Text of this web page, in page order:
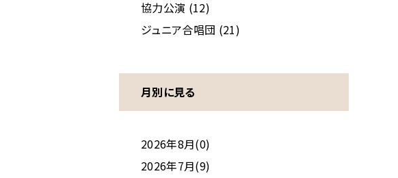
協力公演 (12)
ジュニア合唱団 (21)
月別に見る
2026年8月(0)
2026年7月(9)